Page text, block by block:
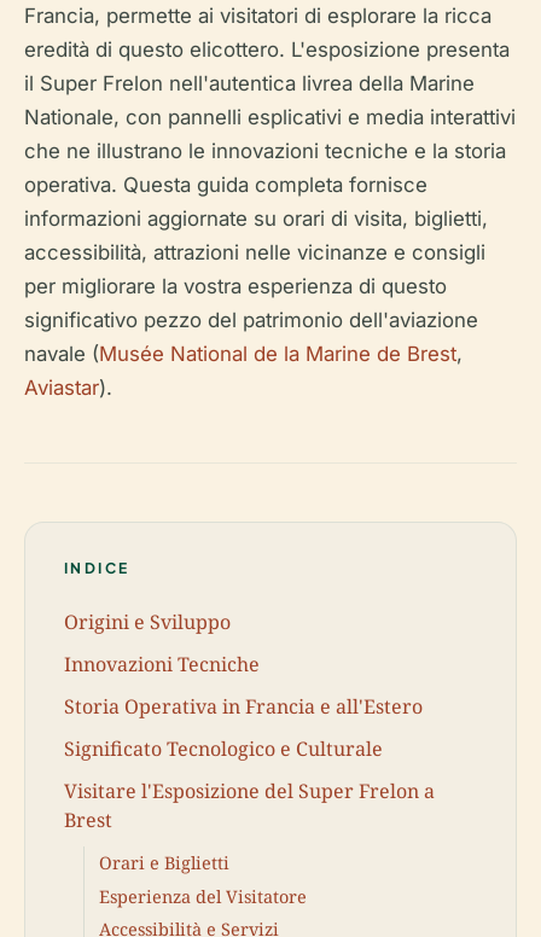
Francia, permette ai visitatori di esplorare la ricca
eredità di questo elicottero. L'esposizione presenta
il Super Frelon nell'autentica livrea della Marine
Nationale, con pannelli esplicativi e media interattivi
che ne illustrano le innovazioni tecniche e la storia
operativa. Questa guida completa fornisce
informazioni aggiornate su orari di visita, biglietti,
accessibilità, attrazioni nelle vicinanze e consigli
per migliorare la vostra esperienza di questo
significativo pezzo del patrimonio dell'aviazione
navale (Musée National de la Marine de Brest,
Aviastar).
INDICE
Origini e Sviluppo
Innovazioni Tecniche
Storia Operativa in Francia e all'Estero
Significato Tecnologico e Culturale
Visitare l'Esposizione del Super Frelon a
Brest
Orari e Biglietti
Esperienza del Visitatore
Accessibilità e Servizi